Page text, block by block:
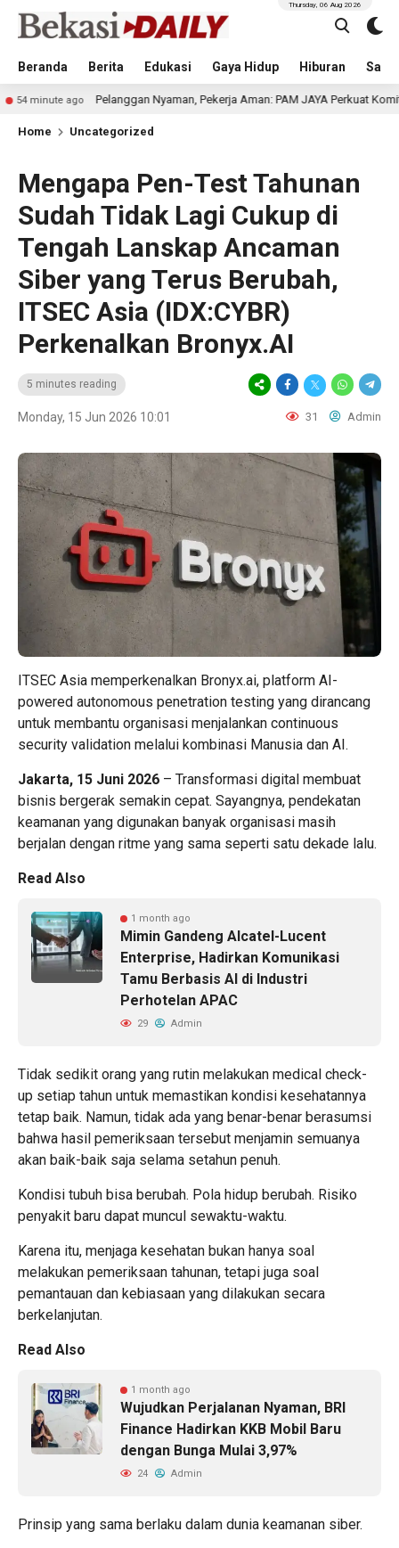
Beranda Berita Edukasi Gaya Hidup Hiburan
Thursday, 06 Aug 2026
Pelanggan Nyaman, Pekerja Aman: PAM JAYA Perkuat Komitmen K3
Home Uncategorized
Mengapa Pen-Test Tahunan
Sudah Tidak Lagi Cukup di
Tengah Lanskap Ancaman
Siber yang Terus Berubah,
ITSEC Asia (IDX:CYBR)
Perkenalkan Bronyx.AI
5 minutes reading
Monday, 15 Jun 2026 10:01 31 Admin
ITSEC Asia memperkenalkan Bronyx.ai, platform AI-
powered autonomous penetration testing yang dirancang
untuk membantu organisasi menjalankan continuous
security validation melalui kombinasi Manusia dan AI.
Jakarta, 15 Juni 2026 – Transformasi digital membuat
bisnis bergerak semakin cepat. Sayangnya, pendekatan
keamanan yang digunakan banyak organisasi masih
berjalan dengan ritme yang sama seperti satu dekade lalu.
Read Also
1 month ago
Mimin Gandeng Alcatel-Lucent
Enterprise, Hadirkan Komunikasi
Tamu Berbasis AI di Industri
Perhotelan APAC
29 Admin
Tidak sedikit orang yang rutin melakukan medical check-
up setiap tahun untuk memastikan kondisi kesehatannya
tetap baik. Namun, tidak ada yang benar-benar berasumsi
bahwa hasil pemeriksaan tersebut menjamin semuanya
akan baik-baik saja selama setahun penuh.
Kondisi tubuh bisa berubah. Pola hidup berubah. Risiko
penyakit baru dapat muncul sewaktu-waktu.
Karena itu, menjaga kesehatan bukan hanya soal
melakukan pemeriksaan tahunan, tetapi juga soal
pemantauan dan kebiasaan yang dilakukan secara
berkelanjutan.
Read Also
1 month ago
Wujudkan Perjalanan Nyaman, BRI
Finance Hadirkan KKB Mobil Baru
dengan Bunga Mulai 3,97%
24 Admin
Prinsip yang sama berlaku dalam dunia keamanan siber.